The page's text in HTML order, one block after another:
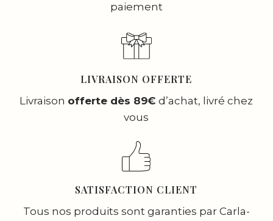
paiement
LIVRAISON OFFERTE
Livraison offerte dès 89€ d’achat, livré chez
vous
SATISFACTION CLIENT
Tous nos produits sont garanties par Carla-